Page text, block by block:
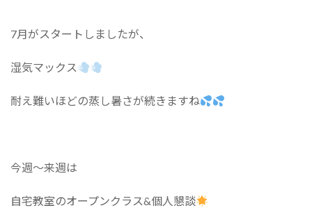
更
時
7月がスタートしましたが、
湿気マックス
耐え難いほどの蒸し暑さが続きますね
今週～来週は
自宅教室のオープンクラス&個人懇談